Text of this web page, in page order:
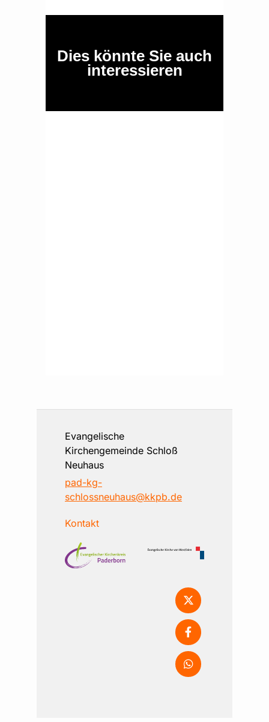
Dies könnte Sie auch
interessieren
Evangelische
Kirchengemeinde Schloß
Neuhaus
pad-kg-
schlossneuhaus@kkpb.de
Kontakt